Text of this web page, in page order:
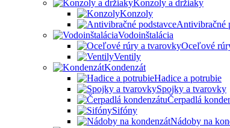
Konzoly a držiaky
Konzoly
Antivibračné
Vodoinštalácia
Oceľové
Ventily
Kondenzát
Hadice a potrubie
Spojky a tvarovky
Čerpadlá
Sifóny
Nádoby na